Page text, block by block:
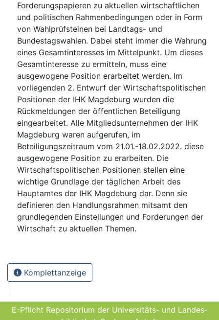
Forderungspapieren zu aktuellen wirtschaftlichen
und politischen Rahmenbedingungen oder in Form
von Wahlprüfsteinen bei Landtags- und
Bundestagswahlen. Dabei steht immer die Wahrung
eines Gesamtinteresses im Mittelpunkt. Um dieses
Gesamtinteresse zu ermitteln, muss eine
ausgewogene Position erarbeitet werden. Im
vorliegenden 2. Entwurf der Wirtschaftspolitischen
Positionen der IHK Magdeburg wurden die
Rückmeldungen der öffentlichen Beteiligung
eingearbeitet. Alle Mitgliedsunternehmen der IHK
Magdeburg waren aufgerufen, im
Beteiligungszeitraum vom 21.01.-18.02.2022. diese
ausgewogene Position zu erarbeiten. Die
Wirtschaftspolitischen Positionen stellen eine
wichtige Grundlage der täglichen Arbeit des
Hauptamtes der IHK Magdeburg dar. Denn sie
definieren den Handlungsrahmen mitsamt den
grundlegenden Einstellungen und Forderungen der
Wirtschaft zu aktuellen Themen.
Komplettanzeige
E-Pflicht Repositorium der Universitäts- und Landes­